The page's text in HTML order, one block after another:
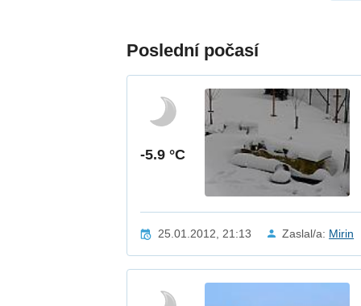
Poslední počasí
-5.9 °C
25.01.2012, 21:13 Zaslal/a: Mirin